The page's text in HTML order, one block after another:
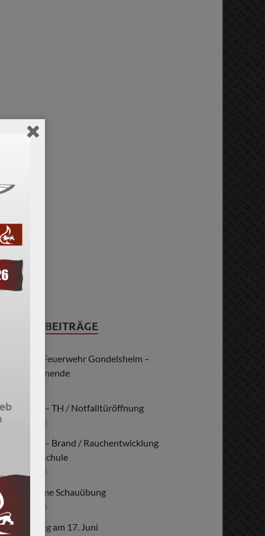
NEUESTE BEITRÄGE
125 Jahre Feuerwehr Gondelsheim –
Festwochenende
Einsatz – TH / Notfalltüröffnung
28. Juni 2026
Einsatz – Brand / Rauchentwicklung
Kraichgauschule
26. Juni 2026
Gemeinsame Schauübung
23. Juni 2026
Schauübung am 17. Juni